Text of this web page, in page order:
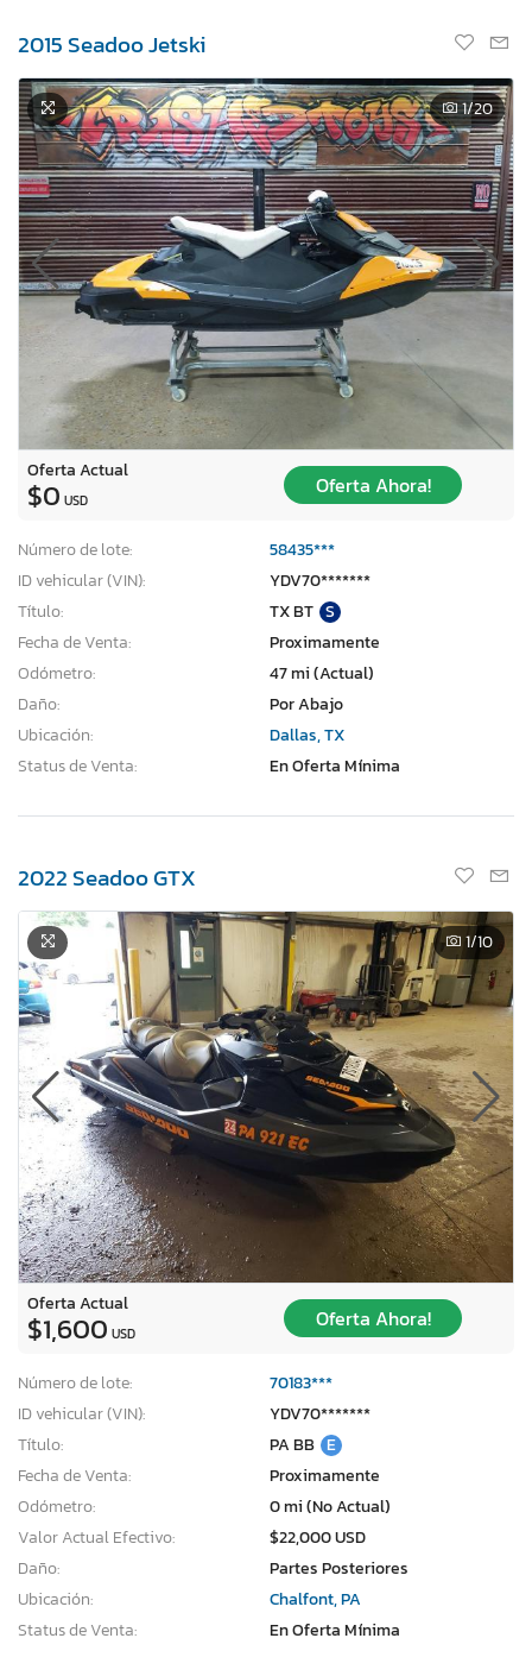
2015 Seadoo Jetski
1/20
Oferta Actual
$0 USD
Oferta Ahora!
Número de lote:
58435***
ID vehicular (VIN):
YDV70*******
Título:
TX BT S
Fecha de Venta:
Proximamente
Odómetro:
47 mi (Actual)
Daño:
Por Abajo
Ubicación:
Dallas, TX
Status de Venta:
En Oferta Mínima
2022 Seadoo GTX
1/10
Oferta Actual
$1,600 USD
Oferta Ahora!
Número de lote:
70183***
ID vehicular (VIN):
YDV70*******
Título:
PA BB E
Fecha de Venta:
Proximamente
Odómetro:
0 mi (No Actual)
Valor Actual Efectivo:
$22,000 USD
Daño:
Partes Posteriores
Ubicación:
Chalfont, PA
Status de Venta:
En Oferta Mínima